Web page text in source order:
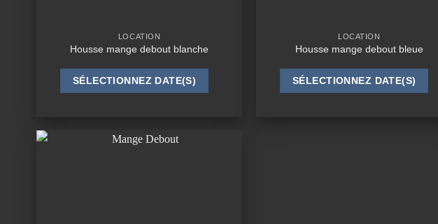
LOCATION
Housse mange debout blanche
SÉLECTIONNEZ DATE(S)
LOCATION
Housse mange debout bleue
SÉLECTIONNEZ DATE(S)